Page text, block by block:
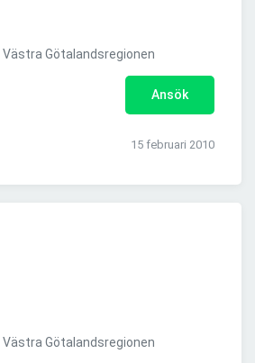
Västra Götalandsregionen
Ansök
15 februari 2010
Västra Götalandsregionen